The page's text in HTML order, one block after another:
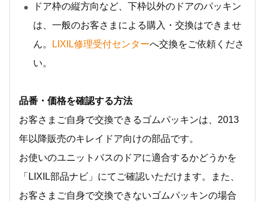
ドア枠の縦方向など、下枠以外のドアのパッキン
は、一般のお客さまによる購入・交換はできませ
ん。
LIXIL修理受付センターへ交換をご依頼くださ
い。
品番・価格を確認する方法
お客さまご自身で交換できるゴムパッキンは、2013
年以降販売のキレイドア向けの部品です。
お使いのユニットバスのドアに適合するかどうかを
「LIXIL部品ナビ」にてご確認いただけます。また、
お客さまご自身で交換できないゴムパッキンの場合